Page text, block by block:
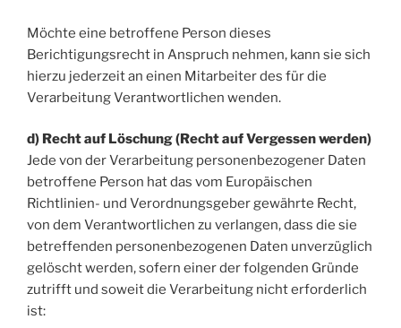
Möchte eine betroffene Person dieses
Berichtigungsrecht in Anspruch nehmen, kann sie sich
hierzu jederzeit an einen Mitarbeiter des für die
Verarbeitung Verantwortlichen wenden.
d) Recht auf Löschung (Recht auf Vergessen werden)
Jede von der Verarbeitung personenbezogener Daten
betroffene Person hat das vom Europäischen
Richtlinien- und Verordnungsgeber gewährte Recht,
von dem Verantwortlichen zu verlangen, dass die sie
betreffenden personenbezogenen Daten unverzüglich
gelöscht werden, sofern einer der folgenden Gründe
zutrifft und soweit die Verarbeitung nicht erforderlich
ist: